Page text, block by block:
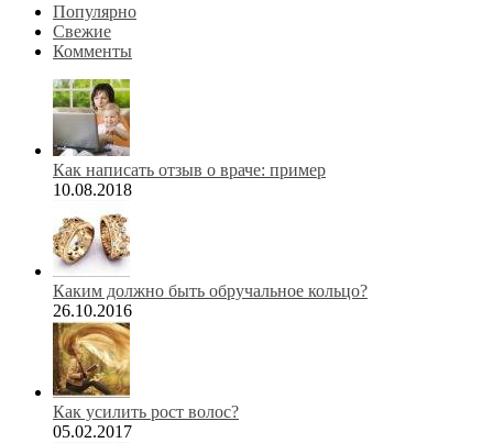
Популярно
Свежие
Комменты
Как написать отзыв о враче: пример
10.08.2018
Каким должно быть обручальное кольцо?
26.10.2016
Как усилить рост волос?
05.02.2017